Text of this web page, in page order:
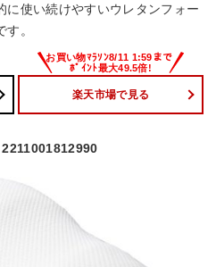
に使い続けやすいウレタンフォー
。
楽天市場で見る